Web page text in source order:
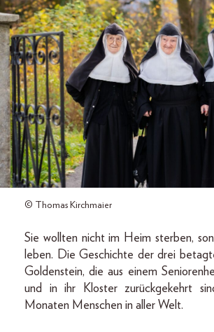
© Thomas Kirchmaier
Sie wollten nicht im Heim sterben,
leben. Die Geschichte der drei
Goldenstein, die aus einem
und in ihr Kloster zurückgekehrt
Monaten Menschen in aller Welt.